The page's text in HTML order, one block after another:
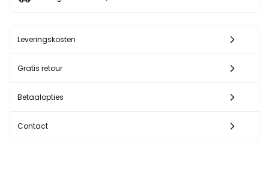
Leveringskosten
Gratis retour
Betaalopties
Contact